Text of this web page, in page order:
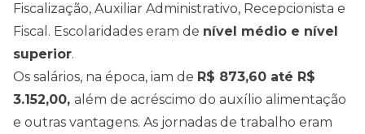
Fiscalização, Auxiliar Administrativo, Recepcionista e
Fiscal. Escolaridades eram de nível médio e nível
superior.
Os salários, na época, iam de R$ 873,60 até R$
3.152,00, além de acréscimo do auxílio alimentação
e outras vantagens. As jornadas de trabalho eram